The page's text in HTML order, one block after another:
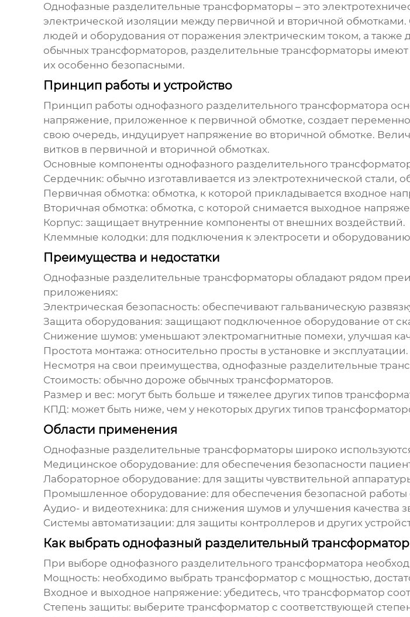
Однофазные разделительные трансформаторы – это
электрической изоляции между первичной и вторичной
людей и оборудования от поражения электрическим током, а
обычных трансформаторов, разделительные трансформаторы
их особенно безопасными.
Принцип работы и устройство
Принцип работы однофазного разделительного трансформатора
напряжение, приложенное к первичной обмотке, создает
свою очередь, индуцирует напряжение во вторичной обмотке.
витков в первичной и вторичной обмотках.
Основные компоненты однофазного разделительного
Сердечник: обычно изготавливается из электротехнической стали,
Первичная обмотка: обмотка, к которой прикладывается входное
Вторичная обмотка: обмотка, с которой снимается выходное
Корпус: защищает внутренние компоненты от внешних воздействий.
Клеммные колодки: для подключения к электросети и
Преимущества и недостатки
Однофазные разделительные трансформаторы обладают рядом
приложениях:
Электрическая безопасность: обеспечивают гальваническую
Защита оборудования: защищают подключенное оборудование от
Снижение шумов: уменьшают электромагнитные помехи, улучшая
Простота монтажа: относительно просты в установке и эксплуатации.
Несмотря на свои преимущества, однофазные разделительные
Стоимость: обычно дороже обычных трансформаторов.
Размер и вес: могут быть больше и тяжелее других типов
КПД: может быть ниже, чем у некоторых других типов
Области применения
Однофазные разделительные трансформаторы широко
Медицинское оборудование: для обеспечения безопасности
Лабораторное оборудование: для защиты чувствительной
Промышленное оборудование: для обеспечения безопасной работы
Аудио- и видеотехника: для снижения шумов и улучшения качества
Системы автоматизации: для защиты контроллеров и других
Как выбрать однофазный разделительный трансформатор
При выборе однофазного разделительного трансформатора
Мощность: необходимо выбрать трансформатор с мощностью,
Входное и выходное напряжение: убедитесь, что трансформатор
Степень защиты: выберите трансформатор с соответствующей